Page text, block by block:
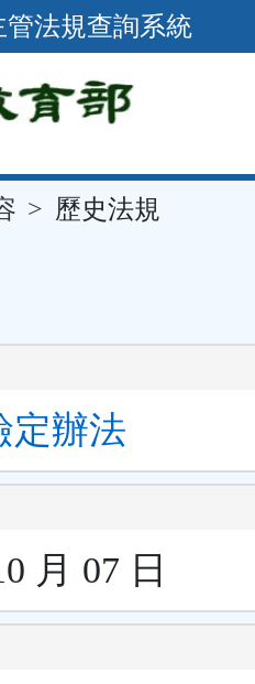
管法規查詢系統
歷史法規
定辦法
月 07 日